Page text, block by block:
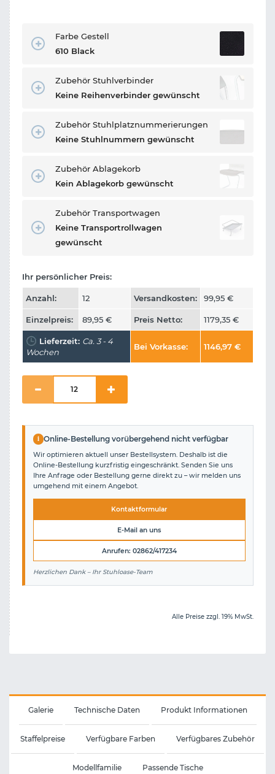
Farbe Gestell
610 Black
Zubehör Stuhlverbinder
Keine Reihenverbinder gewünscht
Zubehör Stuhlplatznummerierungen
Keine Stuhlnummern gewünscht
Zubehör Ablagekorb
Kein Ablagekorb gewünscht
Zubehör Transportwagen
Keine Transportrollwagen
gewünscht
Ihr persönlicher Preis:
Anzahl: 12 Versandkosten: 99,95 €
Einzelpreis: 89,95 € Preis Netto: 1179,35 €
Lieferzeit: Ca. 3 - 4
Wochen
Bei Vorkasse: 1146,97 €
i Online-Bestellung vorübergehend nicht verfügbar
Wir optimieren aktuell unser Bestellsystem. Deshalb ist die
Online-Bestellung kurzfristig eingeschränkt. Senden Sie uns
Ihre Anfrage oder Bestellung gerne direkt zu – wir melden uns
umgehend mit einem Angebot.
Kontaktformular
E-Mail an uns
Anrufen: 02862/417234
Herzlichen Dank – Ihr Stuhloase-Team
Alle Preise zzgl. 19% MwSt.
Galerie Technische Daten Produkt Informationen
Staffelpreise Verfügbare Farben Verfügbares Zubehör
Modellfamilie Passende Tische